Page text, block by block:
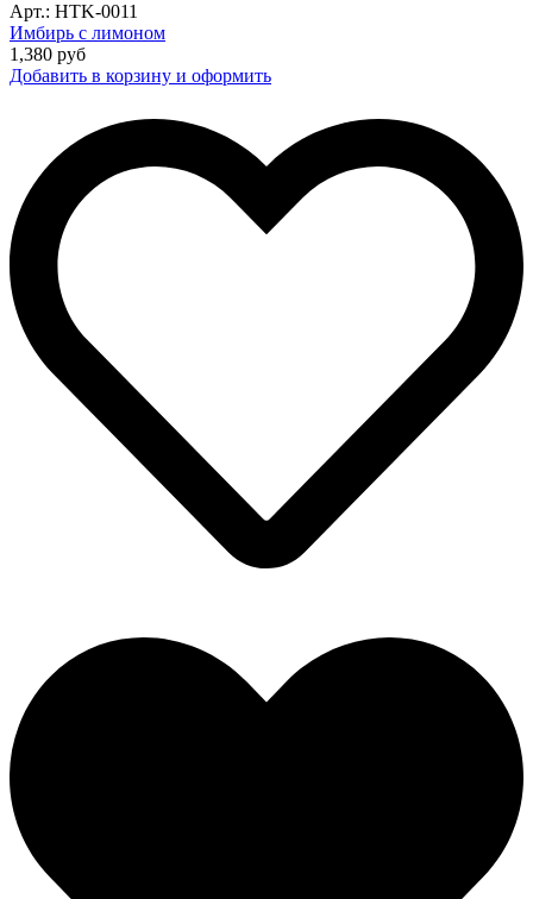
Арт.: HTK-0011
Имбирь с лимоном
1,380 руб
Добавить в корзину и оформить